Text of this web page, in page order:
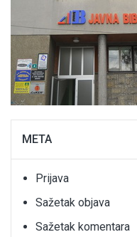
META
Prijava
Sažetak objava
Sažetak komentara